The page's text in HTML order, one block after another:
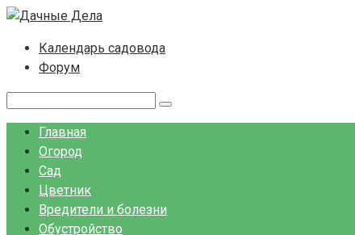
Перейти
контентуКалендарь садовода
Форум
Главная
Огород
Сад
Цветник
Вредители и болезни
Обустройство